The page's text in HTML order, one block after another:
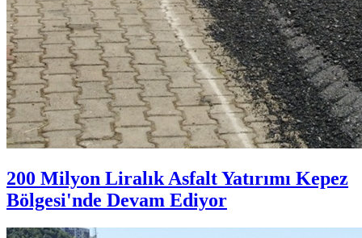
200 Milyon Liralık Asfalt Yatırımı Kepez
Bölgesi'nde Devam Ediyor